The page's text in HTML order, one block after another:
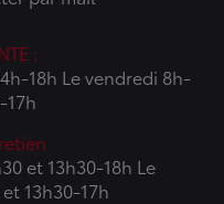
:
18h Le vendredi 8h-
17h
et 13h30-18h Le
13h30-17h